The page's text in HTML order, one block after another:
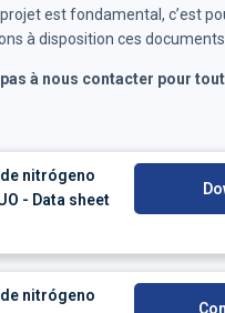
est fondamental, c’est
à disposition ces documents.
pas à nous contacter pour
nitrógeno
- Data sheet
nitrógeno